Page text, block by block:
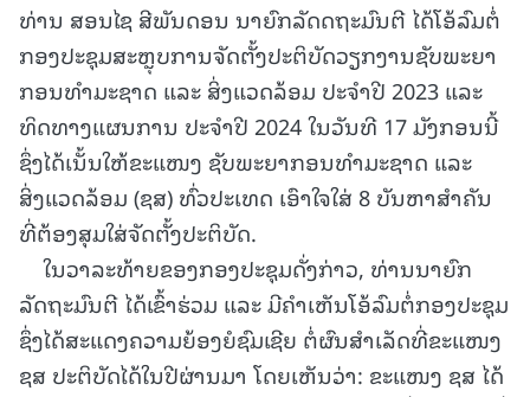
ທ່ານ ສອນໄຊ ສີພັນດອນ ນາຍົກລັດດຖະມົນຕີ ໄດ້ໂອ້ລົມຕໍ່
ກອງປະຊຸມສະຫຼຸບການຈັດຕັ້ງປະຕິບັດວຽກງານຊັບພະຍາ
ກອນທໍາມະຊາດ ແລະ ສິ່ງແວດລ້ອມ ປະຈໍາປີ 2023 ແລະ
ທິດທາງແຜນການ ປະຈໍາປີ 2024 ໃນວັນທີ 17 ມັງກອນນີ້
ຊຶ່ງໄດ້ເນັ້ນໃຫ້ຂະແໜງ ຊັບພະຍາກອນທໍາມະຊາດ ແລະ
ສິ່ງແວດລ້ອມ (ຊສ) ທົ່ວປະເທດ ເອົາໃຈໃສ່ 8 ບັນຫາສຳຄັນ
ທີ່ຕ້ອງສຸມໃສ່ຈັດຕັ້ງປະຕິບັດ.
ໃນວາລະທ້າຍຂອງກອງປະຊຸມດັ່ງກ່າວ, ທ່ານນາຍົກ
ລັດຖະມົນຕີ ໄດ້ເຂົ້າຮ່ວມ ແລະ ມີຄໍາເຫັນໂອ້ລົມຕໍ່ກອງປະຊຸມ
ຊຶ່ງໄດ້ສະແດງຄວາມຍ້ອງຍໍຊົມເຊີຍ ຕໍ່ຜົນສຳເລັດທີ່ຂະແໜງ
ຊສ ປະຕິບັດໄດ້ໃນປີຜ່ານມາ ໂດຍເຫັນວ່າ: ຂະແໜງ ຊສ ໄດ້